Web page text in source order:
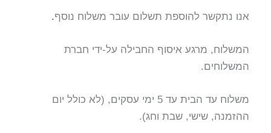
אנו נתקשר להוספת תשלום עובר משלוח נוסף.
המשלוח, מרגע איסוף החבילה על-ידי חברת
המשלוחים.
משלוח עד הבית עד 5 ימי עסקים, (לא כולל יום
ההזמנה, שישי, שבת וחג).